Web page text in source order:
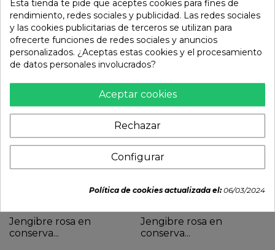
5,80 €

3,80 €

Jengibre rosa en
conserva...
Agotado
Jengibre rosa en
conserva...
Esta tienda te pide que aceptes cookies para fines de
rendimiento, redes sociales y publicidad. Las redes sociales
y las cookies publicitarias de terceros se utilizan para
ofrecerte funciones de redes sociales y anuncios
personalizados. ¿Aceptas estas cookies y el procesamiento
de datos personales involucrados?
Aceptar cookies
Rechazar
Configurar
Política de cookies actualizada el:06/03/2024